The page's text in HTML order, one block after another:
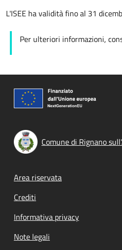
L'ISEE ha validità fino al 31
Per ulteriori informazioni,
Comune di Rignano
Footer menu
Area riservata
Crediti
Informativa privacy
Note legali